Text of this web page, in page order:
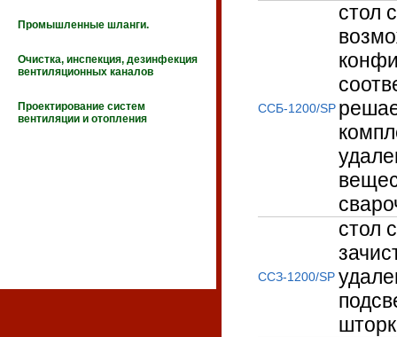
Промышленные шланги.
Очистка, инспекция, дезинфекция
вентиляционных каналов
Проектирование систем
вентиляции и отопления
ССБ-1200/SP
стол
ССЗ-1200/SP
стол